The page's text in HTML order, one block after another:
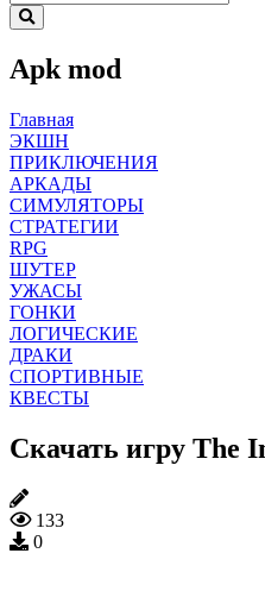
Apk mod
Главная
ЭКШН
ПРИКЛЮЧЕНИЯ
АРКАДЫ
СИМУЛЯТОРЫ
СТРАТЕГИИ
RPG
ШУТЕР
УЖАСЫ
ГОНКИ
ЛОГИЧЕСКИЕ
ДРАКИ
СПОРТИВНЫЕ
КВЕСТЫ
Скачать игру The
133
0